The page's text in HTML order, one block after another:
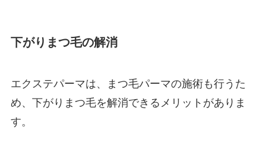
下がりまつ毛の解消
エクステパーマは、まつ毛パーマの施術も行うた
め、下がりまつ毛を解消できるメリットがありま
す。